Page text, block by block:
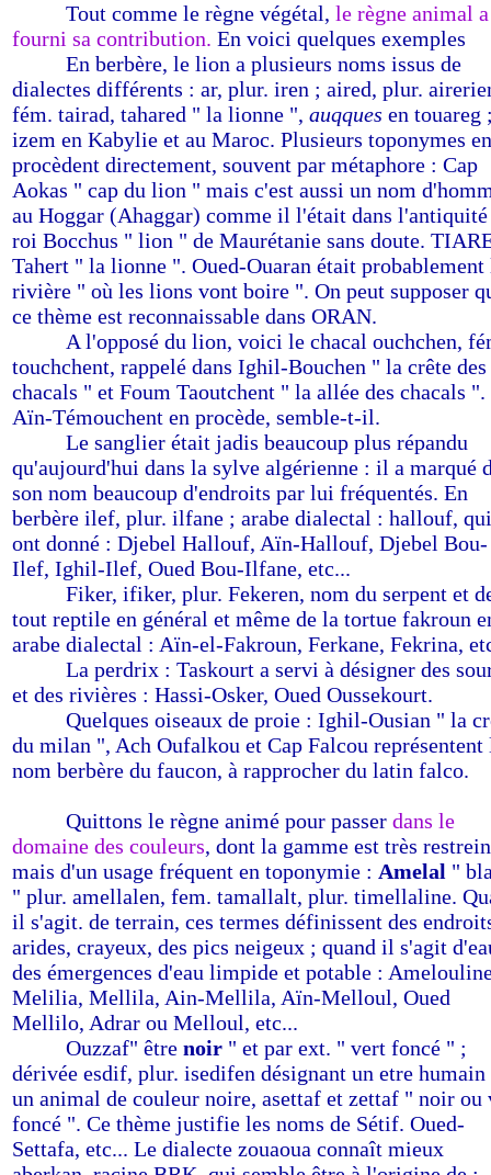
Tout comme le règne végétal, le règne animal a
fourni sa contribution. En voici quelques exemples
En berbère, le lion a plusieurs noms issus de
dialectes différents : ar, plur. iren ; aired, plur.
fém. tairad, tahared " la lionne ", auqques en touareg
izem en Kabylie et au Maroc. Plusieurs toponymes en
procèdent directement, souvent par métaphore : Cap
Aokas " cap du lion " mais c'est aussi un nom
au Hoggar (Ahaggar) comme il l'était dans
roi Bocchus " lion " de Maurétanie sans doute.
Tahert " la lionne ". Oued-Ouaran était probablement
rivière " où les lions vont boire ". On peut supposer
ce thème est reconnaissable dans ORAN.
A l'opposé du lion, voici le chacal ouchchen,
touchchent, rappelé dans Ighil-Bouchen " la crête des
chacals " et Foum Taoutchent " la allée des chacals ".
Aïn-Témouchent en procède, semble-t-il.
Le sanglier était jadis beaucoup plus répandu
qu'aujourd'hui dans la sylve algérienne : il a marqué
son nom beaucoup d'endroits par lui fréquentés. En
berbère ilef, plur. ilfane ; arabe dialectal : hallouf, qui
ont donné : Djebel Hallouf, Aïn-Hallouf, Djebel Bou-
Ilef, Ighil-Ilef, Oued Bou-Ilfane, etc...
Fiker, ifiker, plur. Fekeren, nom du serpent et
tout reptile en général et même de la tortue fakroun
arabe dialectal : Aïn-el-Fakroun, Ferkane, Fekrina,
La perdrix : Taskourt a servi à désigner des
et des rivières : Hassi-Osker, Oued Oussekourt.
Quelques oiseaux de proie : Ighil-Ousian " la
du milan ", Ach Oufalkou et Cap Falcou représentent
nom berbère du faucon, à rapprocher du latin falco.
Quittons le règne animé pour passer dans le
domaine des couleurs, dont la gamme est très
mais d'un usage fréquent en toponymie : Amelal "
" plur. amellalen, fem. tamallalt, plur. timellaline.
il s'agit. de terrain, ces termes définissent des
arides, crayeux, des pics neigeux ; quand il s'agit
des émergences d'eau limpide et potable :
Melilia, Mellila, Ain-Mellila, Aïn-Melloul, Oued
Mellilo, Adrar ou Melloul, etc...
Ouzzaf" être noir " et par ext. " vert foncé " ;
dérivée esdif, plur. isedifen désignant un etre humain
un animal de couleur noire, asettaf et zettaf " noir ou
foncé ". Ce thème justifie les noms de Sétif. Oued-
Settafa, etc... Le dialecte zouaoua connaît mieux